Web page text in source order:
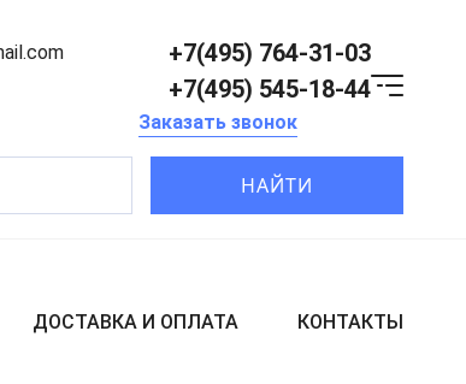
+7(495) 764-31-03
+7(495) 545-18-44
Заказать звонок
НАЙТИ
ДОСТАВКА И ОПЛАТА КОНТАКТЫ